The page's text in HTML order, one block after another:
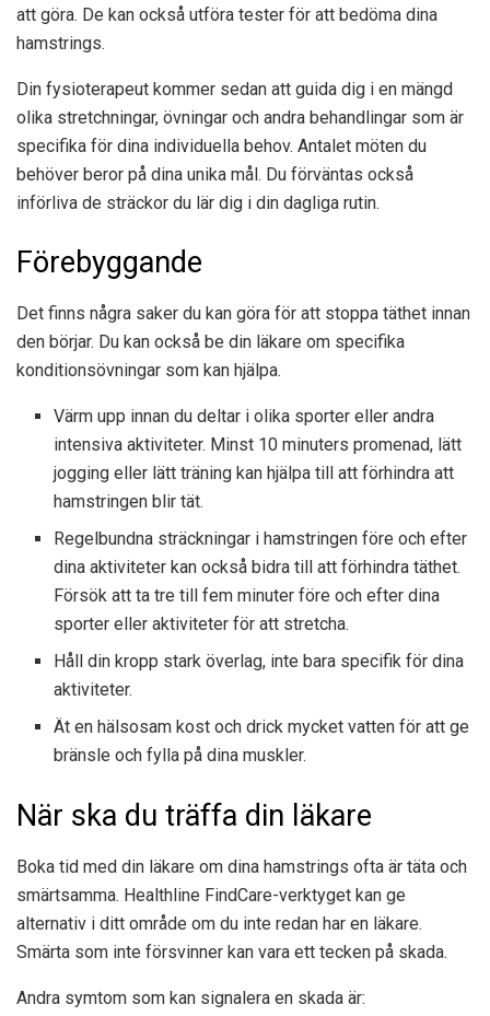
att göra. De kan också utföra tester för att bedöma dina
hamstrings.
Din fysioterapeut kommer sedan att guida dig i en mängd
olika stretchningar, övningar och andra behandlingar som är
specifika för dina individuella behov. Antalet möten du
behöver beror på dina unika mål. Du förväntas också
införliva de sträckor du lär dig i din dagliga rutin.
Förebyggande
Det finns några saker du kan göra för att stoppa täthet innan
den börjar. Du kan också be din läkare om specifika
konditionsövningar som kan hjälpa.
Värm upp innan du deltar i olika sporter eller andra
intensiva aktiviteter. Minst 10 minuters promenad, lätt
jogging eller lätt träning kan hjälpa till att förhindra att
hamstringen blir tät.
Regelbundna sträckningar i hamstringen före och efter
dina aktiviteter kan också bidra till att förhindra täthet.
Försök att ta tre till fem minuter före och efter dina
sporter eller aktiviteter för att stretcha.
Håll din kropp stark överlag, inte bara specifik för dina
aktiviteter.
Ät en hälsosam kost och drick mycket vatten för att ge
bränsle och fylla på dina muskler.
När ska du träffa din läkare
Boka tid med din läkare om dina hamstrings ofta är täta och
smärtsamma. Healthline FindCare-verktyget kan ge
alternativ i ditt område om du inte redan har en läkare.
Smärta som inte försvinner kan vara ett tecken på skada.
Andra symtom som kan signalera en skada är: